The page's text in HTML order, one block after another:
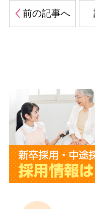
前の記事へ